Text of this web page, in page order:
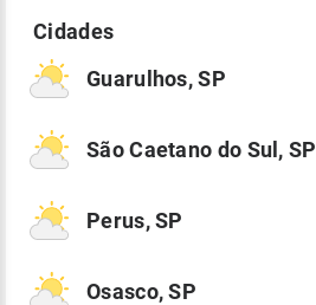
Guarulhos, SP
São Caetano do Sul, SP
Perus, SP
Osasco, SP